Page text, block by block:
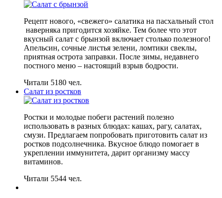
Рецепт нового, «свежего» салатика на пасхальный стол
наверняка пригодится хозяйке. Тем более что этот
вкусный салат с брынзой включает столько полезного!
Апельсин, сочные листья зелени, ломтики свеклы,
приятная острота заправки. После зимы, недавнего
постного меню – настоящий взрыв бодрости.
Читали 5180 чел.
Салат из ростков
Ростки и молодые побеги растений полезно
использовать в разных блюдах: кашах, рагу, салатах,
смузи. Предлагаем попробовать приготовить салат из
ростков подсолнечника. Вкусное блюдо помогает в
укреплении иммунитета, дарит организму массу
витаминов.
Читали 5544 чел.